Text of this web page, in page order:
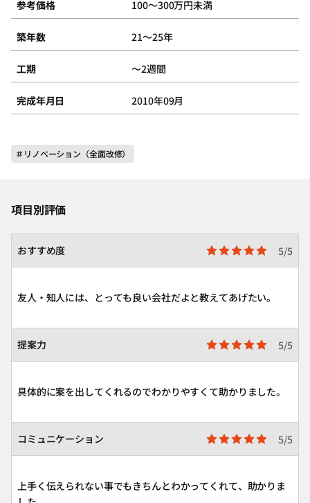
参考価格 100～300万円未満
築年数 21～25年
工期 ～2週間
完成年月日 2010年09月
＃リノベーション（全面改修）
項目別評価
おすすめ度 5/5
友人・知人には、とっても良い会社だよと教えてあげたい。
提案力 5/5
具体的に案を出してくれるのでわかりやすくて助かりました。
コミュニケーション 5/5
上手く伝えられない事でもきちんとわかってくれて、助かりま